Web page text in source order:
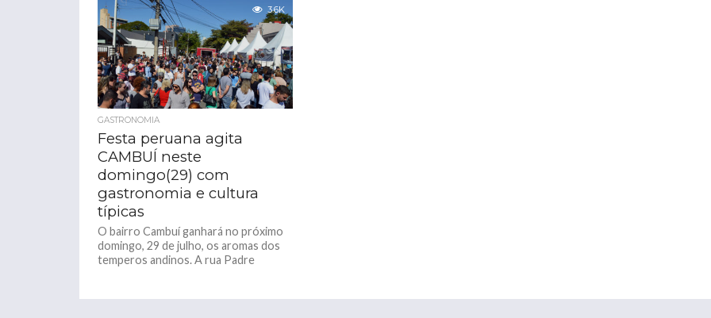
3.6K
GASTRONOMIA
Festa peruana agita
CAMBUÍ neste
domingo(29) com
gastronomia e cultura
típicas
O bairro Cambuí ganhará no próximo
domingo, 29 de julho, os aromas dos
temperos andinos. A rua Padre